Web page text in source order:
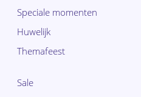
Speciale momenten
Huwelijk
Themafeest
Sale